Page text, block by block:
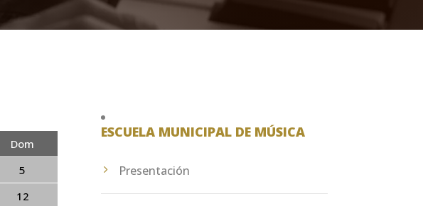
Dom
5
12
ESCUELA MUNICIPAL DE MÚSICA
Presentación